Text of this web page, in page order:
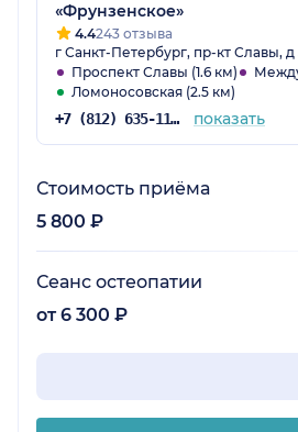
«Фрунзенское»
4.4243 отзыва
г Санкт-Петербург, пр-кт Славы, д
Проспект Славы (1.6 км)
Ломоносовская (2.5 км)
+7 (812) 635-11-79 показать
Стоимость приёма
5 800 ₽
Сеанс остеопатии
от 6 300 ₽